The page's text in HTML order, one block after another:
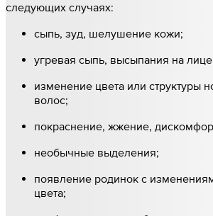
следующих случаях:
сыпь, зуд, шелушение кожи;
угревая сыпь, высыпания на
изменение цвета или структуры
волос;
покраснение, жжение,
необычные выделения;
появление родинок с
цвета;